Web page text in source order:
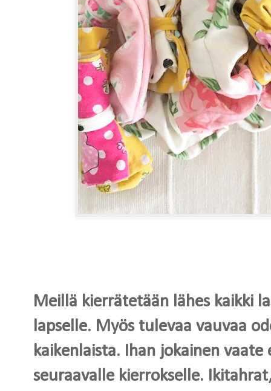
Meillä kierrätetään lähes kaikki
lapselle. Myös tulevaa vauvaa
kaikenlaista. Ihan jokainen vaate
seuraavalle kierrokselle.